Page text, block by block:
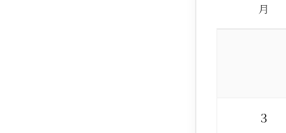
月
3